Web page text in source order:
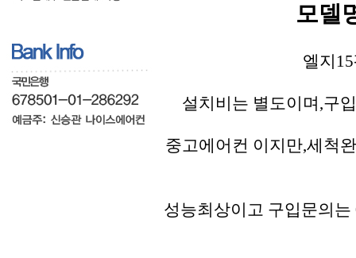
모델
엘지
설치비는 별도이며,구
중고에어컨 이지만,세척
성능최상이고 구입문의